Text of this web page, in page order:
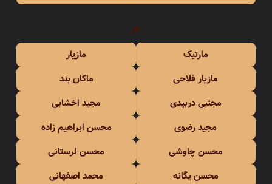
م
مارتیک
مازیار
مازیار فلاحی
ماکان بند
مجتبی دربیدی
مجید اخشابی
مجید رضوی
محسن ابراهیم زاده
محسن چاوشی
محسن لرستانی
محسن یگانه
محمد اصفهانی